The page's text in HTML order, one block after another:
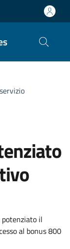
il
al bonus 800